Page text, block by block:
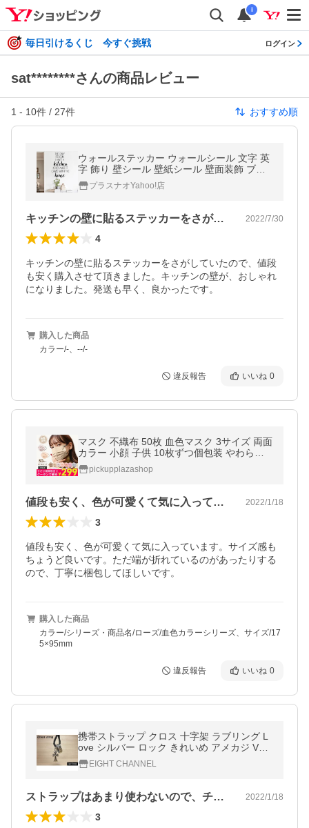
i
毎日引けるくじ 今すぐ挑戦 ログイン
sat********さんの商品レビュー
1 - 10件 / 27件 おすすめ順
ウォールステッカー ウォールシール 文字 英
字 飾り 壁シール 壁紙シール 壁面装飾 ブラ
ック インテリア おしゃれ
プラスナオYahoo!店
キッチンの壁に貼るステッカーをさがして… 2022/7/30
4
キッチンの壁に貼るステッカーをさがしていたので、値段
も安く購入させて頂きました。キッチンの壁が、おしゃれ
になりました。発送も早く、良かったです。
購入した商品
カラー/-、--/-
違反報告 いいね 0
マスク 不織布 50枚 血色マスク 3サイズ 両面
カラー 小顔 子供 10枚ずつ個包装 やわらか
元祖 おしゃれ
pickupplazashop
値段も安く、色が可愛くて気に入っていま… 2022/1/18
3
値段も安く、色が可愛くて気に入っています。サイズ感も
ちょうど良いです。ただ端が折れているのがあったりする
ので、丁寧に梱包してほしいです。
購入した商品
カラー/シリーズ・商品名/ローズ/血色カラーシリーズ、サイズ/17
5×95mm
違反報告 いいね 0
携帯ストラップ クロス 十字架 ラブリング L
ove シルバー ロック きれいめ アメカジ V系
バイカー
EIGHT CHANNEL
ストラップはあまり使わないので、チャー… 2022/1/18
3